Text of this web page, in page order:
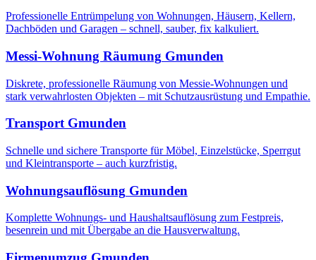
Professionelle Entrümpelung von Wohnungen, Häusern, Kellern,
Dachböden und Garagen – schnell, sauber, fix kalkuliert.
Messi-Wohnung Räumung Gmunden
Diskrete, professionelle Räumung von Messie-Wohnungen und
stark verwahrlosten Objekten – mit Schutzausrüstung und Empathie.
Transport Gmunden
Schnelle und sichere Transporte für Möbel, Einzelstücke, Sperrgut
und Kleintransporte – auch kurzfristig.
Wohnungsauflösung Gmunden
Komplette Wohnungs- und Haushaltsauflösung zum Festpreis,
besenrein und mit Übergabe an die Hausverwaltung.